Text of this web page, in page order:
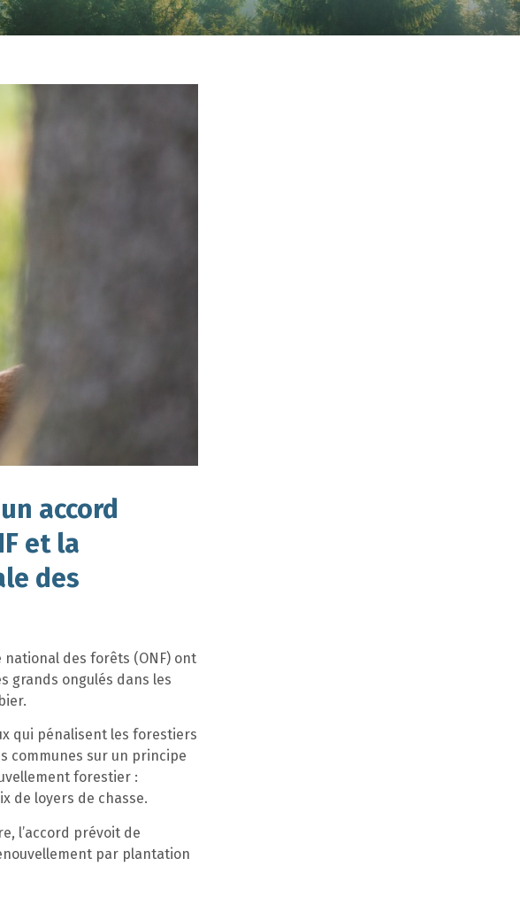
accord
et la
des
national des forêts (ONF) ont
grands ongulés dans les
qui pénalisent les forestiers
communes sur un principe
forestier :
de loyers de chasse.
l’accord prévoit de
par plantation